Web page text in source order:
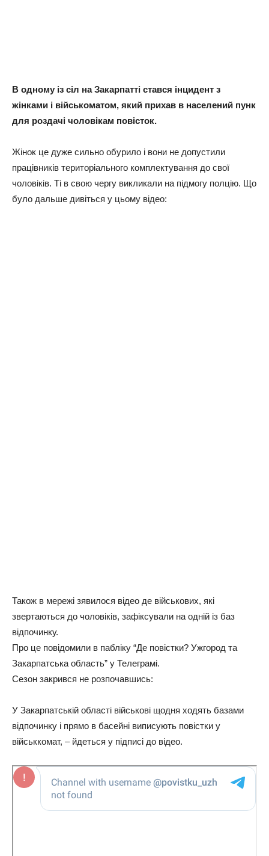
В одному із сіл на Закарпатті стався інцидент з
жінками і військоматом, який прихав в населений пунк
для роздачі чоловікам повісток.
Жінок це дуже сильно обурило і вони не допустили
працівників територіального комплектування до свої
чоловіків. Ті в свою чергу викликали на підмогу полцію. Що
було дальше дивіться у цьому відео:
Також в мережі зявилося відео де військових, які
звертаються до чоловіків, зафіксували на одній із баз
відпочинку.
Про це повідомили в пабліку “Де повістки? Ужгород та
Закарпатська область” у Телеграмі.
Сезон закрився не розпочавшись:
У Закарпатській області військові щодня ходять базами
відпочинку і прямо в басейні виписують повістки у
військкомат, – йдеться у підписі до відео.